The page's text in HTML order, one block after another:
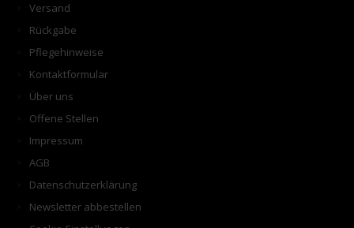
Versand
Rückgabe
Pflegehinweise
Kontaktformular
Über uns
Offene Stellen
Impressum
AGB
Datenschutzerklärung
Newsletter abbestellen